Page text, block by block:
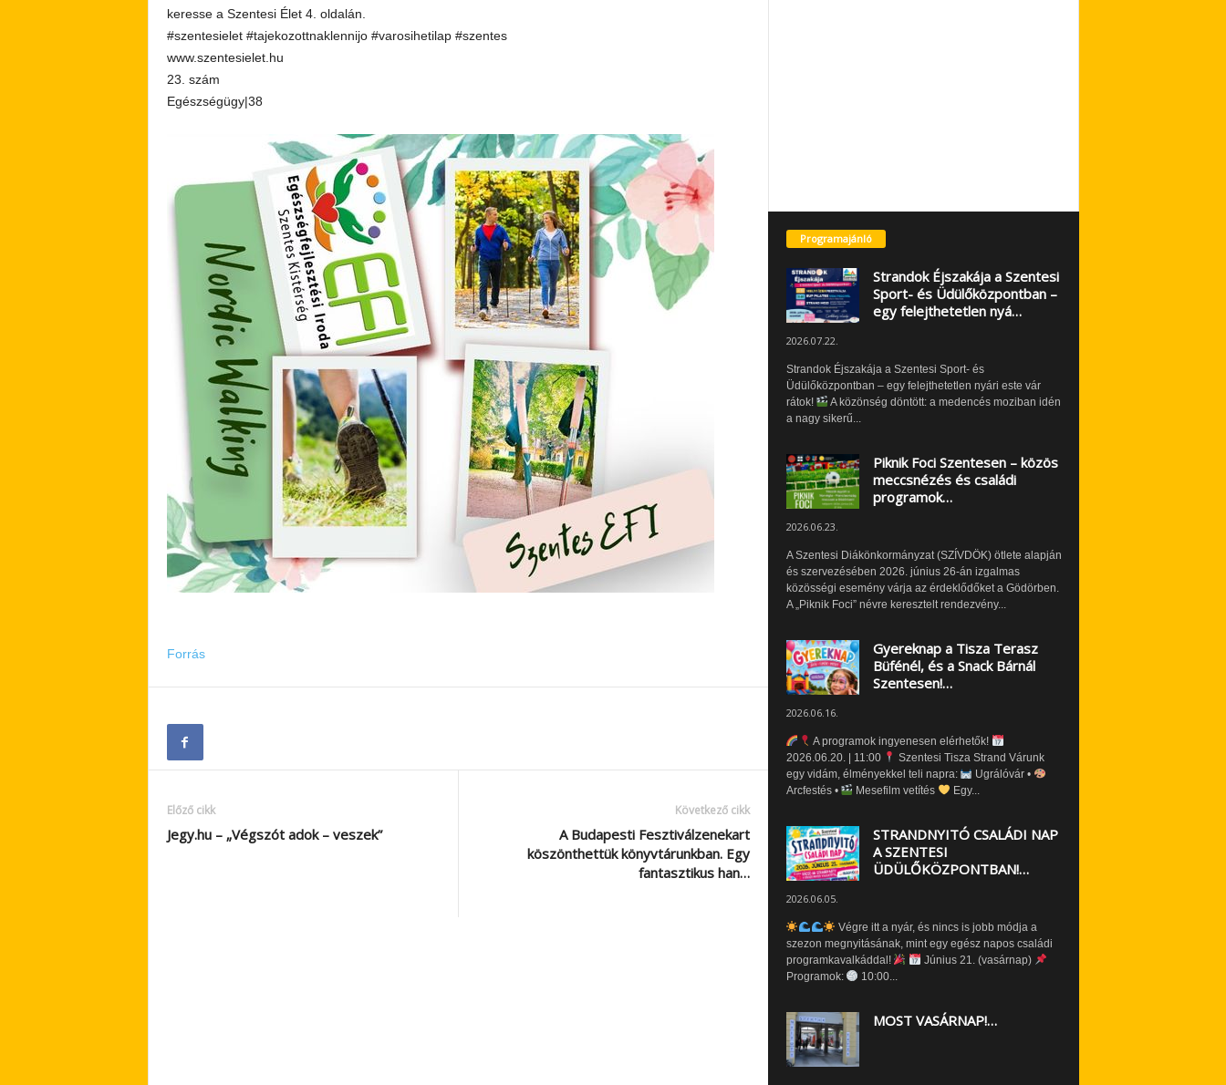
keresse a Szentesi Élet 4. oldalán.
#szentesielet #tajekozottnaklennijo #varosihetilap #szentes
www.szentesielet.hu
23. szám
Egészségügy|38
Forrás
Előző cikk
Jegy.hu – „Végszót adok – veszek”
Következő cikk
A Budapesti Fesztiválzenekart
köszönthettük könyvtárunkban. Egy
fantasztikus han…
Programajánló
Strandok Éjszakája a Szentesi
Sport- és Üdülőközpontban –
egy felejthetetlen nyá…
2026.07.22.
Strandok Éjszakája a Szentesi Sport- és
Üdülőközpontban – egy felejthetetlen nyári este vár
rátok!
A közönség döntött: a medencés moziban idén
a nagy sikerű...
Piknik Foci Szentesen – közös
meccsnézés és családi
programok…
2026.06.23.
A Szentesi Diákönkormányzat (SZÍVDÖK) ötlete alapján
és szervezésében 2026. június 26-án izgalmas
közösségi esemény várja az érdeklődőket a Gödörben.
A „Piknik Foci” névre keresztelt rendezvény...
Gyereknap a Tisza Terasz
Büfénél, és a Snack Bárnál
Szentesen!…
2026.06.16.
A programok ingyenesen elérhetők!
2026.06.20. | 11:00
Szentesi Tisza Strand Várunk
egy vidám, élményekkel teli napra:
Ugrálóvár •
Arcfestés •
Mesefilm vetítés Egy...
STRANDNYITÓ CSALÁDI NAP
A SZENTESI
ÜDÜLŐKÖZPONTBAN!…
2026.06.05.
Végre itt a nyár, és nincs is jobb módja a
szezon megnyitásának, mint egy egész napos családi
programkavalkáddal!
Június 21. (vasárnap)
Programok:
10:00...
MOST VASÁRNAP!…